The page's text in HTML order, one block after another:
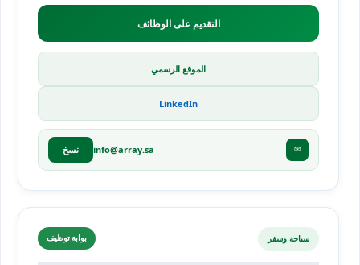
التقديم على الوظائف
الموقع الرسمي
LinkedIn
✉
info@array.sa نسخ
سياحة وسفر بوابة توظيف